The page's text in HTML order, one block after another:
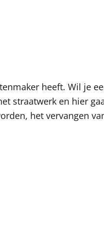
heeft. Wil je
straatwerk en hier
het vervangen